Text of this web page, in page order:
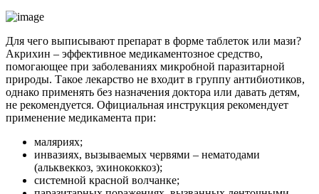
Для чего выписывают препарат в форме таблеток или мази?
Акрихин – эффективное медикаментозное средство,
помогающее при заболеваниях микробной паразитарной
природы. Такое лекарство не входит в группу антибиотиков,
однако применять без назначения доктора или давать детям,
не рекомендуется. Официальная инструкция рекомендует
применение медикамента при:
маляриях;
инвазиях, вызываемых червями – нематодами
(альквеккоз, эхинококкоз);
системной красной волчанке;